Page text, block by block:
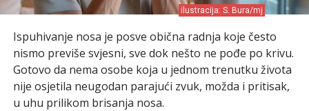
ilustracija: S. Bura/mj
Ispuhivanje nosa je posve obična radnja koje često
nismo previše svjesni, sve dok nešto ne pođe po krivu.
Gotovo da nema osobe koja u jednom trenutku života
nije osjetila neugodan parajući zvuk, možda i pritisak,
u uhu prilikom brisanja nosa.